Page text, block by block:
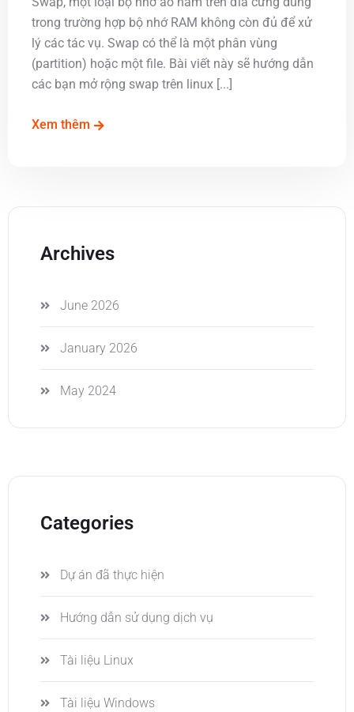
trong trường hợp bộ nhớ RAM không còn đủ để xử
lý các tác vụ. Swap có thể là một phân vùng
(partition) hoặc một file. Bài viết này sẽ hướng dẫn
các bạn mở rộng swap trên linux [...]
Xem thêm
Archives
June 2026
January 2026
May 2024
Categories
Dự án đã thực hiện
Hướng dẫn sử dụng dịch vụ
Tài liệu Linux
Tài liệu Windows